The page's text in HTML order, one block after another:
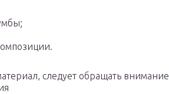
следует обращать внимание